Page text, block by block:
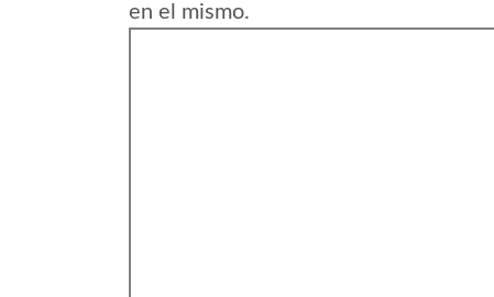
en el mismo.